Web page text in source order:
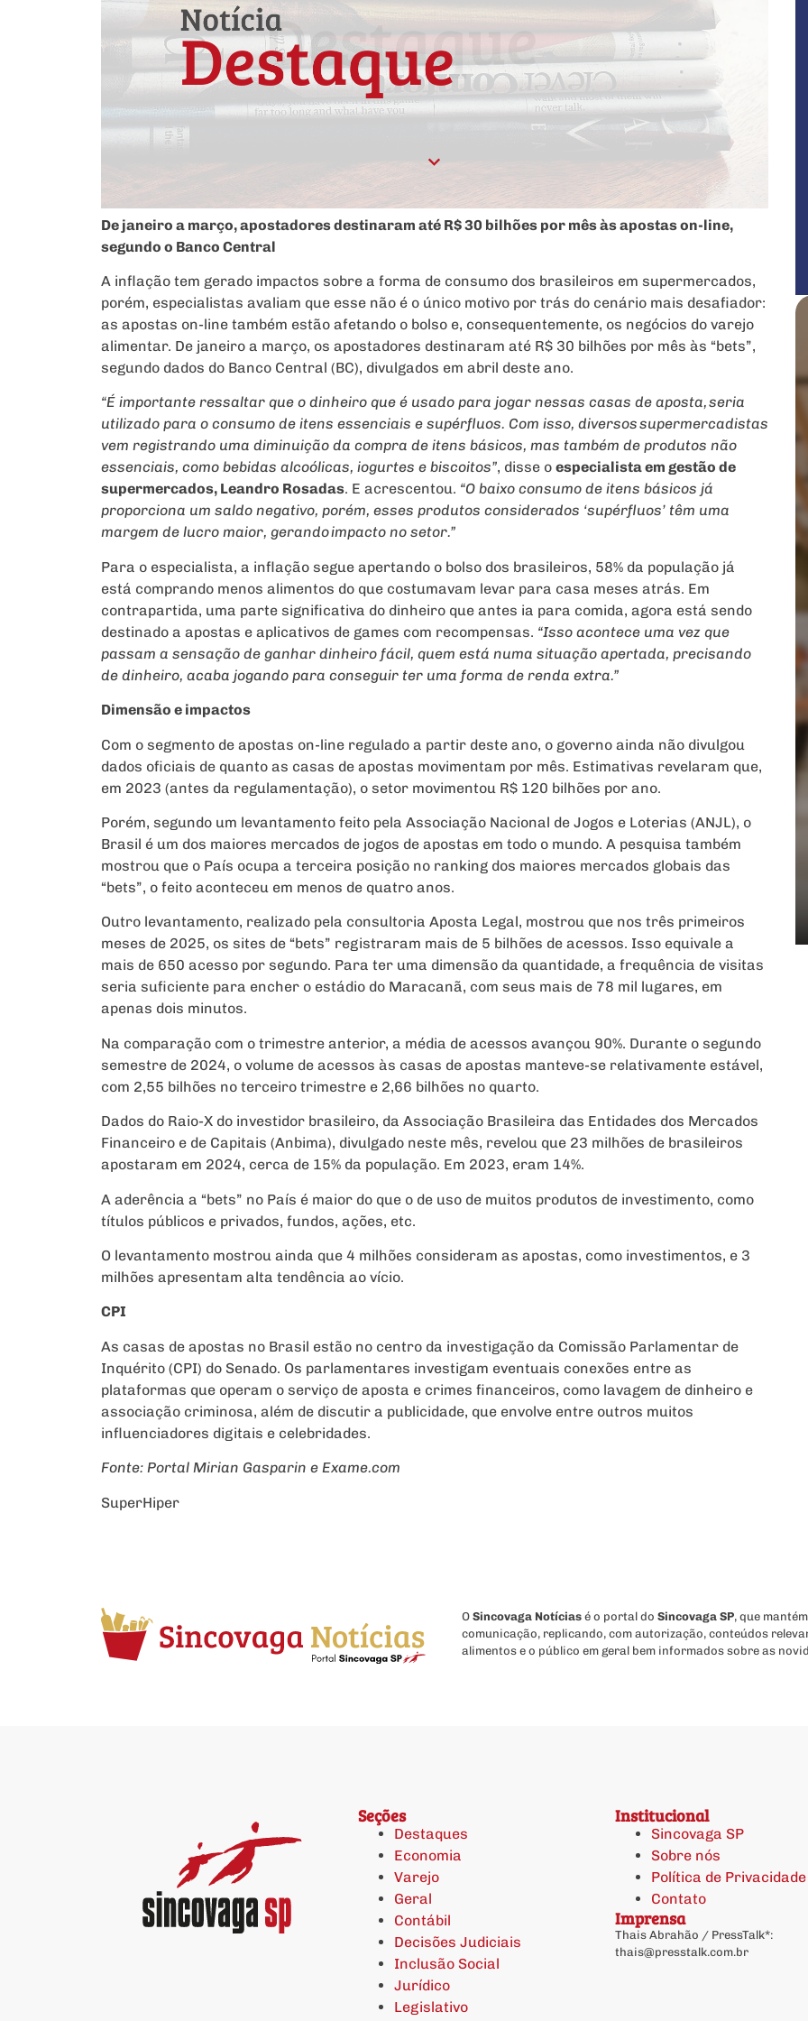
De janeiro a março, apostadores destinaram até R$ 30 bilhões por mês às apostas on-line,
segundo o Banco Central
A inflação tem gerado impactos sobre a forma de consumo dos brasileiros em supermercados,
porém, especialistas avaliam que esse não é o único motivo por trás do cenário mais desafiador:
as apostas on-line também estão afetando o bolso e, consequentemente, os negócios do varejo
alimentar. De janeiro a março, os apostadores destinaram até R$ 30 bilhões por mês às “bets”,
segundo dados do Banco Central (BC), divulgados em abril deste ano.
“É importante ressaltar que o dinheiro que é usado para jogar nessas casas de aposta, seria
utilizado para o consumo de itens essenciais e supérfluos. Com isso, diversos supermercadistas
vem registrando uma diminuição da compra de itens básicos, mas também de produtos não
essenciais, como bebidas alcoólicas, iogurtes e biscoitos”, disse o especialista em gestão de
supermercados, Leandro Rosadas. E acrescentou. “O baixo consumo de itens básicos já
proporciona um saldo negativo, porém, esses produtos considerados ‘supérfluos’ têm uma
margem de lucro maior, gerando impacto no setor.”
Para o especialista, a inflação segue apertando o bolso dos brasileiros, 58% da população já
está comprando menos alimentos do que costumavam levar para casa meses atrás. Em
contrapartida, uma parte significativa do dinheiro que antes ia para comida, agora está sendo
destinado a apostas e aplicativos de games com recompensas. “Isso acontece uma vez que
passam a sensação de ganhar dinheiro fácil, quem está numa situação apertada, precisando
de dinheiro, acaba jogando para conseguir ter uma forma de renda extra.”
Dimensão e impactos
Com o segmento de apostas on-line regulado a partir deste ano, o governo ainda não divulgou
dados oficiais de quanto as casas de apostas movimentam por mês. Estimativas revelaram que,
em 2023 (antes da regulamentação), o setor movimentou R$ 120 bilhões por ano.
Porém, segundo um levantamento feito pela Associação Nacional de Jogos e Loterias (ANJL), o
Brasil é um dos maiores mercados de jogos de apostas em todo o mundo. A pesquisa também
mostrou que o País ocupa a terceira posição no ranking dos maiores mercados globais das
“bets”, o feito aconteceu em menos de quatro anos.
Outro levantamento, realizado pela consultoria Aposta Legal, mostrou que nos três primeiros
meses de 2025, os sites de “bets” registraram mais de 5 bilhões de acessos. Isso equivale a
mais de 650 acesso por segundo. Para ter uma dimensão da quantidade, a frequência de visitas
seria suficiente para encher o estádio do Maracanã, com seus mais de 78 mil lugares, em
apenas dois minutos.
Na comparação com o trimestre anterior, a média de acessos avançou 90%. Durante o segundo
semestre de 2024, o volume de acessos às casas de apostas manteve-se relativamente estável,
com 2,55 bilhões no terceiro trimestre e 2,66 bilhões no quarto.
Dados do Raio-X do investidor brasileiro, da Associação Brasileira das Entidades dos Mercados
Financeiro e de Capitais (Anbima), divulgado neste mês, revelou que 23 milhões de brasileiros
apostaram em 2024, cerca de 15% da população. Em 2023, eram 14%.
A aderência a “bets” no País é maior do que o de uso de muitos produtos de investimento, como
títulos públicos e privados, fundos, ações, etc.
O levantamento mostrou ainda que 4 milhões consideram as apostas, como investimentos, e 3
milhões apresentam alta tendência ao vício.
CPI
As casas de apostas no Brasil estão no centro da investigação da Comissão Parlamentar de
Inquérito (CPI) do Senado. Os parlamentares investigam eventuais conexões entre as
plataformas que operam o serviço de aposta e crimes financeiros, como lavagem de dinheiro e
associação criminosa, além de discutir a publicidade, que envolve entre outros muitos
influenciadores digitais e celebridades.
Fonte: Portal Mirian Gasparin e Exame.com
SuperHiper
O Sincovaga Notíciasé o portal do Sincovaga SP, que
comunicação, replicando, com autorização, conteúdos
alimentos e o público em geral bem informados sobre as
Seções
Destaques
Economia
Varejo
Geral
Contábil
Decisões Judiciais
Inclusão Social
Jurídico
Legislativo
Institucional
Sincovaga SP
Sobre nós
Política de Privacidade
Contato
Imprensa
Thais Abrahão / PressTalk*:
thais@presstalk.com.br